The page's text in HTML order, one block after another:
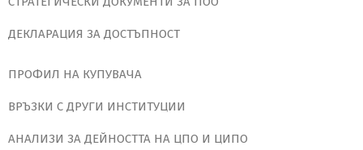
ДЕКЛАРАЦИЯ ЗА ДОСТЪПНОСТ
ПРОФИЛ НА КУПУВАЧА
ВРЪЗКИ С ДРУГИ ИНСТИТУЦИИ
АНАЛИЗИ ЗА ДЕЙНОСТТА НА ЦПО И ЦИПО